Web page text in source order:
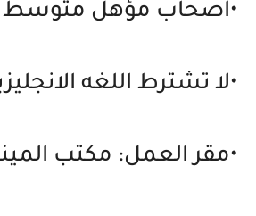
•اصحاب مؤهل متوسط
•لا تشترط اللغه
•مقر العمل: مكتب